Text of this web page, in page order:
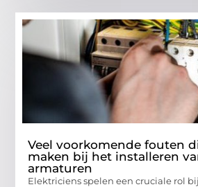
Veel voorkomende fouten
maken bij het installeren
armaturen
Elektriciens spelen een cruciale rol